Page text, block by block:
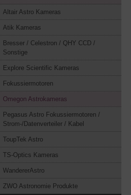
Altair Astro Kameras
Atik Kameras
Bresser / Celestron / QHY CCD /
Sonstige
Explore Scientific Kameras
Fokussiermotoren
Omegon Astrokameras
Pegasus Astro Fokussiermotoren /
Strom-/Datenverteiler / Kabel
ToupTek Astro
TS-Optics Kameras
WandererAstro
ZWO Astronomie Produkte